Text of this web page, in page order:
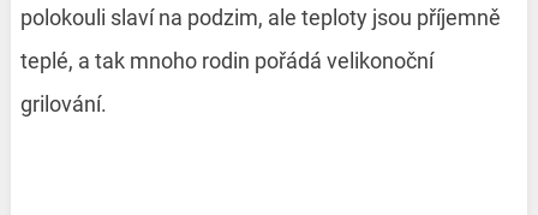
polokouli slaví na podzim, ale teploty jsou příjemně
teplé, a tak mnoho rodin pořádá velikonoční
grilování.